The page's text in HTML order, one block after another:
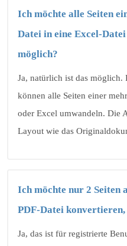
Ich möchte alle Seiten
Datei in eine Excel-
möglich?
Ja, natürlich ist das möglich.
können alle Seiten einer
oder Excel umwandeln. Die
Layout wie das
Ich möchte nur 2 Seiten
PDF-Datei
Ja, das ist für registrierte